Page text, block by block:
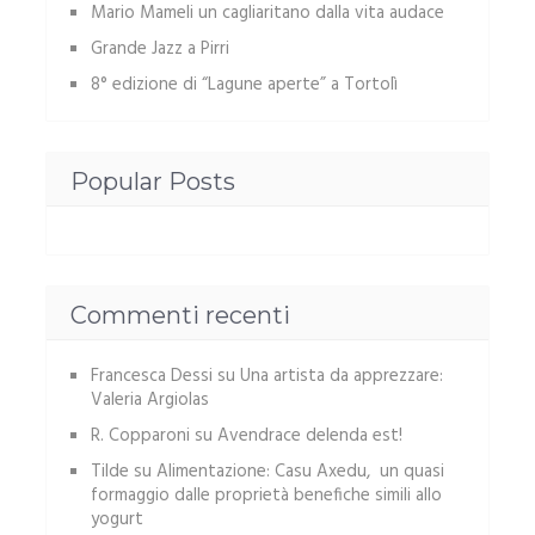
Mario Mameli un cagliaritano dalla vita audace
Grande Jazz a Pirri
8° edizione di “Lagune aperte” a Tortolì
Popular Posts
Commenti recenti
Francesca Dessi su Una artista da apprezzare:
Valeria Argiolas
R. Copparoni su Avendrace delenda est!
Tilde su Alimentazione: Casu Axedu, un quasi
formaggio dalle proprietà benefiche simili allo
yogurt